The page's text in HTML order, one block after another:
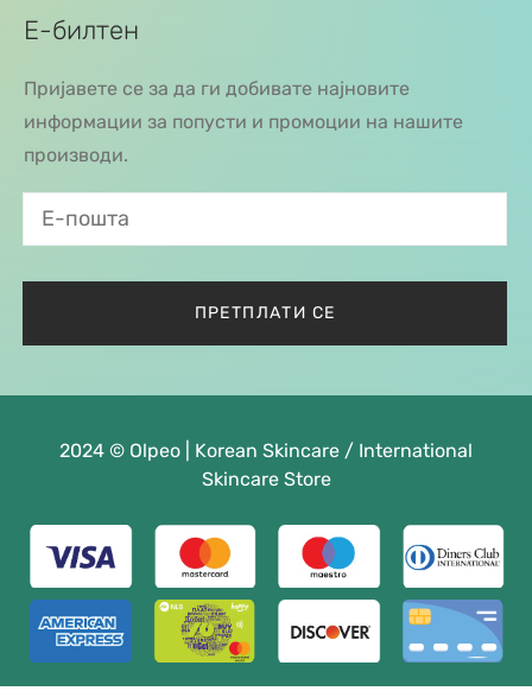
Е-билтен
Пријавете се за да ги добивате најновите
информации за попусти и промоции на нашите
производи.
2024 © Olpeo | Korean Skincare / International
Skincare Store